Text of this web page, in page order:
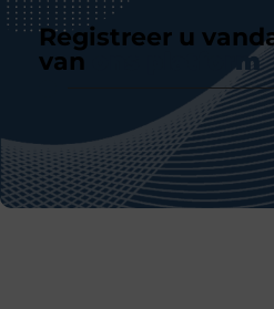
Registreer u
van
ons platform